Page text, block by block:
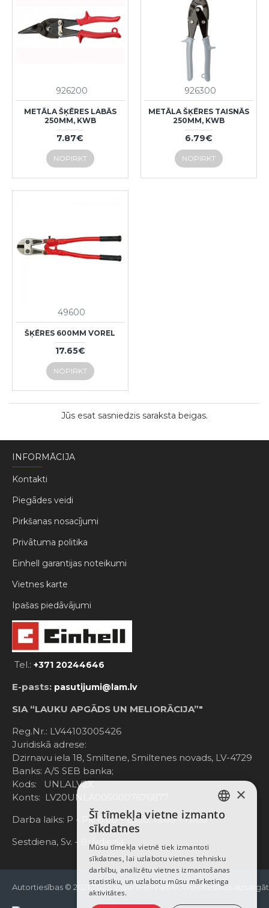
926200
METĀLA ŠĶĒRES LABĀS
250MM, KWB
7.87€
NOPIRKT
926300
METĀLA ŠĶĒRES TAISNĀS
250MM, KWB
6.79€
NOPIRKT
49600
ŠĶĒRES 600MM VOREL
17.65€
NOPIRKT
Jūs esat sasniedzis saraksta beigas.
INFORMĀCIJA
Kontakti
Piegādes veidi
Pirkšanas nosacījumi
Privātuma politika
Einhell garantijas noteikumi
Vietnes karte
Ipašas piedāvājumi
Tel.: +371 20244646
E-pasts: pasutijumi@lam.lv
SIA “LAUKU APGĀDS UN MELIORĀCIJA”"
Reg.Nr.: LV44103005426
Juridiskā adrese:
Dzirnavu iela 18, Smiltene, Smiltenes novads, LV-4729
Banks: A/S SEB banka;
Kods: UNLALV2X
Konts: LV20UNLA0050007676877
Darba laiks: P - Pk. 8:00 - 12:00; 13:00 - 17:00
Sestdiena, Sv. - Brīvdiena
Autortiesības © 2021-2025, www.e-einhell.lv, Visas tiesības
LATVIAN
ENGLISH
×
Šī tīmekļa vietne izmanto
sīkdatnes
Mūsu tīmekļa vietnē tiek izmantoti
sīkdatnes, lai uzlabotu vietnes tehnisku
darbību, analizētu vietnes izmantošanas
statistiku, un uzlabotu mūsu mārketinga
aktivitātes.